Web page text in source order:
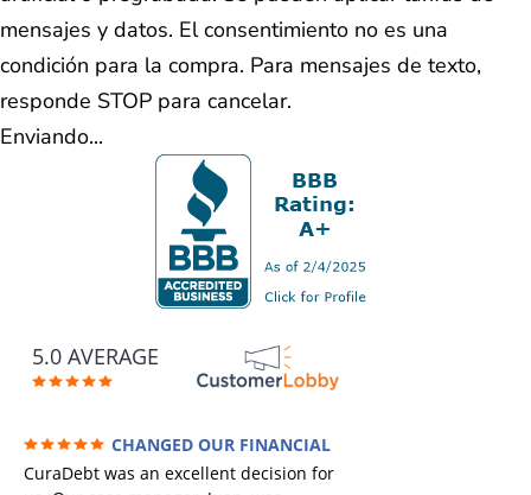
mensajes y datos. El consentimiento no es una
condición para la compra. Para mensajes de texto,
responde STOP para cancelar.
Enviando...
5.0 AVERAGE
CHANGED OUR FINANCIAL
FUTURE (credit 200 Points / 90 K in debt
GONE)
CuraDebt was an excellent decision for